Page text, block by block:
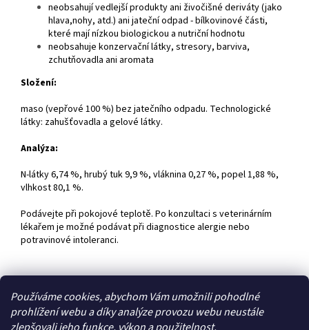
Používáme cookies, abychom Vám umožnili pohodlné
prohlížení webu a díky analýze provozu webu neustále
neobsahují vedlejší produkty ani živočišné deriváty (jako
hlava,nohy, atd.) ani jateční odpad - bílkovinové části,
které mají nízkou biologickou a nutriční hodnotu
neobsahuje konzervační látky, stresory, barviva,
zchutňovadla ani aromata
Složení:
maso (vepřové 100 %) bez jatečního odpadu. Technologické
látky: zahušťovadla a gelové látky.
Analýza:
N-látky 6,74 %, hrubý tuk 9,9 %, vláknina 0,27 %, popel 1,88 %,
vlhkost 80,1 %.
Podávejte při pokojové teplotě. Po konzultaci s veterinárním
lékařem je možné podávat při diagnostice alergie nebo
potravinové intoleranci.
Zboží.cz Heureka.cz